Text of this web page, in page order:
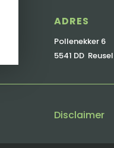
ADRES
Pollenekker 6
5541 DD Reusel
Disclaimer